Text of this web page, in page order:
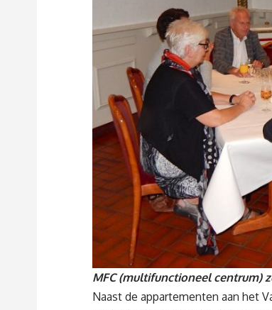
MFC (multifunctioneel centrum)
Naast de appartementen aan het